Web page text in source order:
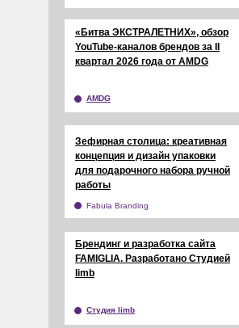
«Битва ЭКСТРАЛЕТНИХ», обзор
YouTube-каналов брендов за II
квартал 2026 года от AMDG
Брендинг и разработка сайта
FAMIGLIA. Разработано Студией
limb
Зефирная столица: креативная
концепция и дизайн упаковки
для подарочного набора ручной
работы
AMDG
Студия limb
Fabula Branding